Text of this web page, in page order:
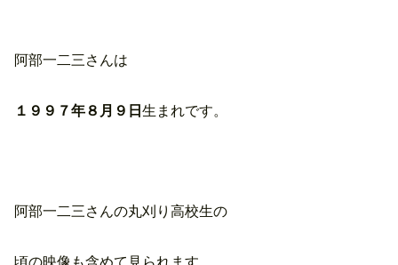
阿部一二三さんは
１９９７年８月９日 生まれです。
阿部一二三さんの丸刈り高校生の
頃の映像も含めて見られます。